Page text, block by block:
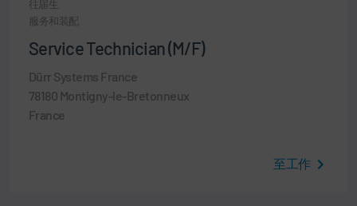
往届生
服务和装配
Service Technician (M/F)
Dürr Systems France
78180 Montigny-le-Bretonneux
France
至工作